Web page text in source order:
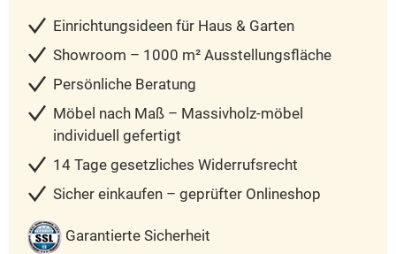
Einrichtungsideen für Haus & Garten
Showroom – 1000 m² Ausstellungsfläche
Persönliche Beratung
Möbel nach Maß – Massivholz-möbel
individuell gefertigt
14 Tage gesetzliches Widerrufsrecht
Sicher einkaufen – geprüfter Onlineshop
Garantierte Sicherheit